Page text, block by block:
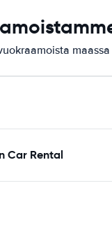
Car Rental